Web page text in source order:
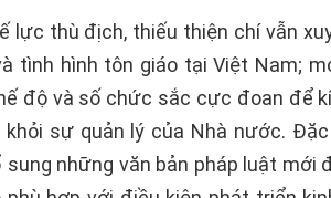
lực thù địch, thiếu thiện chí vẫn
tình hình tôn giáo tại Việt Nam;
độ và số chức sắc cực đoan để
sự quản lý của Nhà nước.
những văn bản pháp luật mới